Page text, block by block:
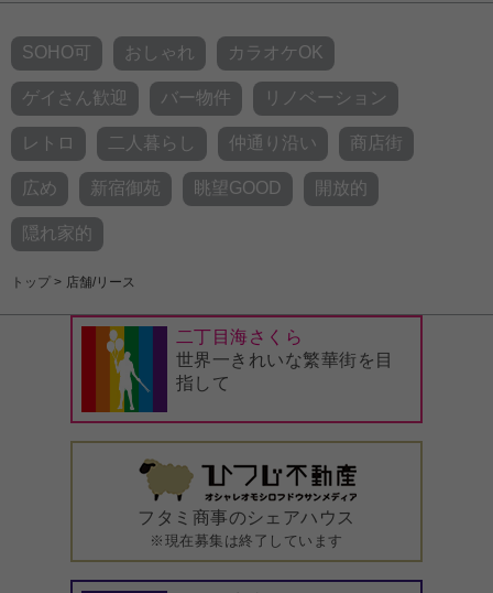
SOHO可 おしゃれ カラオケOK
ゲイさん歓迎 バー物件 リノベーション
レトロ 二人暮らし 仲通り沿い 商店街
広め 新宿御苑 眺望GOOD 開放的
隠れ家的
トップ > 店舗/リース
二丁目海さくら
世界一きれいな繁華街を目
指して
フタミ商事のシェアハウス
※現在募集は終了しています